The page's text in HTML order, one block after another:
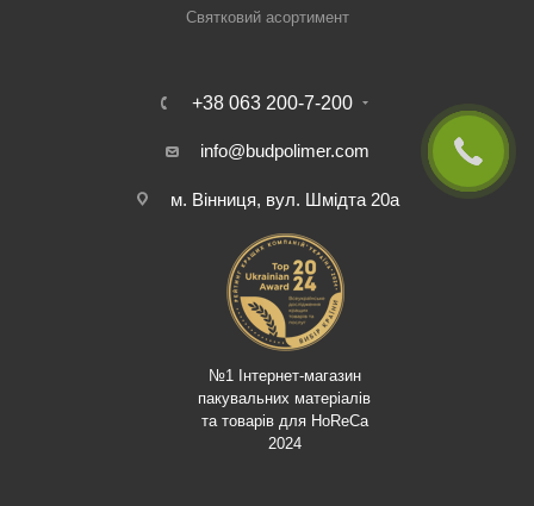
Святковий асортимент
+38 063 200-7-200
info@budpolimer.com
м. Вінниця, вул. Шмідта 20а
№1 Інтернет-магазин
пакувальних матеріалів
та товарів для HoReCa
2024